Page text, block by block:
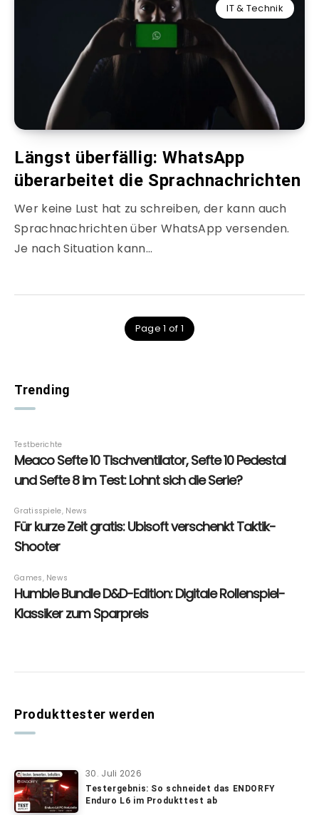
IT & Technik
Längst überfällig: WhatsApp
überarbeitet die Sprachnachrichten
Wer keine Lust hat zu schreiben, der kann auch
Sprachnachrichten über WhatsApp versenden.
Je nach Situation kann…
Page 1 of 1
Trending
Produkttester werden
30. Juli 2026
Testergebnis: So schneidet das ENDORFY
Enduro L6 im Produkttest ab